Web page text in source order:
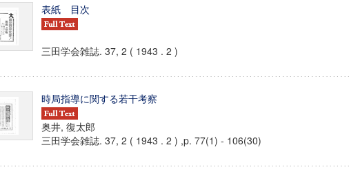
表紙 目次
三田学会雑誌. 37, 2 ( 1943 . 2 )
時局指導に関する若干考察
奥井, 復太郎
三田学会雑誌. 37, 2 ( 1943 . 2 ) ,p. 77(1) - 106(30)